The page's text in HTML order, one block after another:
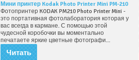
Мини принтер Kodak Photo Printer Mini PM-210
Фотопринтер KODAK PM210 Photo Printer Mini -
это портативная фотолаборатория которая у
вас всегда в кармане. С помощью этой
чудесной коробочки вы моментально
печатаете яркие цветные фотографи...
Читать